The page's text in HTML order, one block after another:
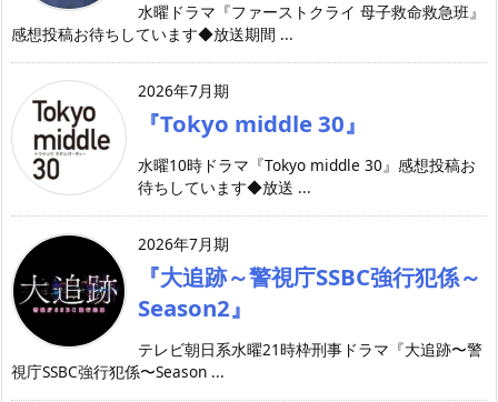
水曜ドラマ『ファーストクライ 母子救命救急班』
感想投稿お待ちしています◆放送期間 ...
2026年7月期
『Tokyo middle 30』
水曜10時ドラマ『Tokyo middle 30』感想投稿お
待ちしています◆放送 ...
2026年7月期
『大追跡～警視庁SSBC強行犯係～
Season2』
テレビ朝日系水曜21時枠刑事ドラマ『大追跡〜警
視庁SSBC強行犯係〜Season ...